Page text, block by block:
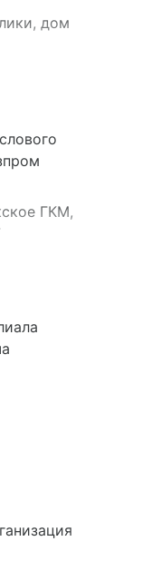
дом
ГКМ,